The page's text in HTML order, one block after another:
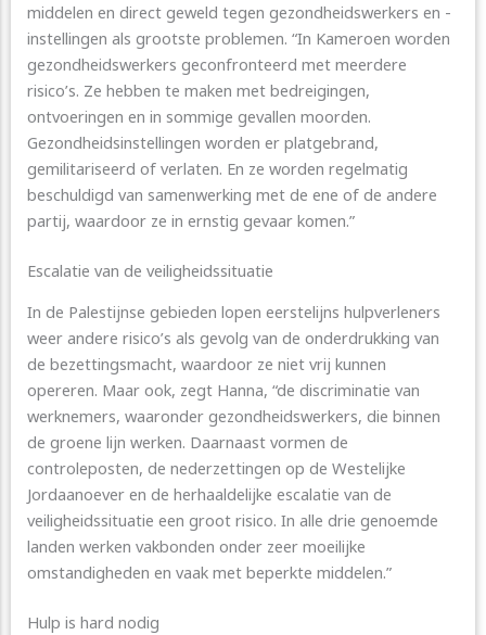
middelen en direct geweld tegen gezondheidswerkers en -
instellingen als grootste problemen. “In Kameroen worden
gezondheidswerkers geconfronteerd met meerdere
risico’s. Ze hebben te maken met bedreigingen,
ontvoeringen en in sommige gevallen moorden.
Gezondheidsinstellingen worden er platgebrand,
gemilitariseerd of verlaten. En ze worden regelmatig
beschuldigd van samenwerking met de ene of de andere
partij, waardoor ze in ernstig gevaar komen.”
Escalatie van de veiligheidssituatie
In de Palestijnse gebieden lopen eerstelijns hulpverleners
weer andere risico’s als gevolg van de onderdrukking van
de bezettingsmacht, waardoor ze niet vrij kunnen
opereren. Maar ook, zegt Hanna, “de discriminatie van
werknemers, waaronder gezondheidswerkers, die binnen
de groene lijn werken. Daarnaast vormen de
controleposten, de nederzettingen op de Westelijke
Jordaanoever en de herhaaldelijke escalatie van de
veiligheidssituatie een groot risico. In alle drie genoemde
landen werken vakbonden onder zeer moeilijke
omstandigheden en vaak met beperkte middelen.”
Hulp is hard nodig